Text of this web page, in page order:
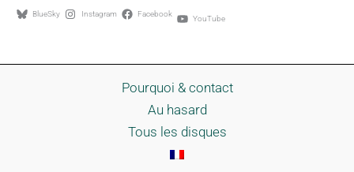
BlueSky Instagram Facebook YouTube
Pourquoi & contact
Au hasard
Tous les disques